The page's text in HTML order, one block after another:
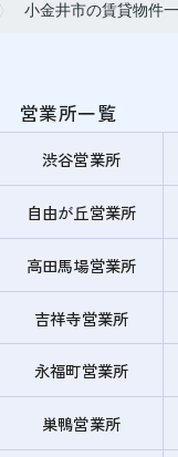
小金井市の賃貸物件
営業所一覧
渋谷営業所
自由が丘営業所
高田馬場営業所
吉祥寺営業所
永福町営業所
巣鴨営業所